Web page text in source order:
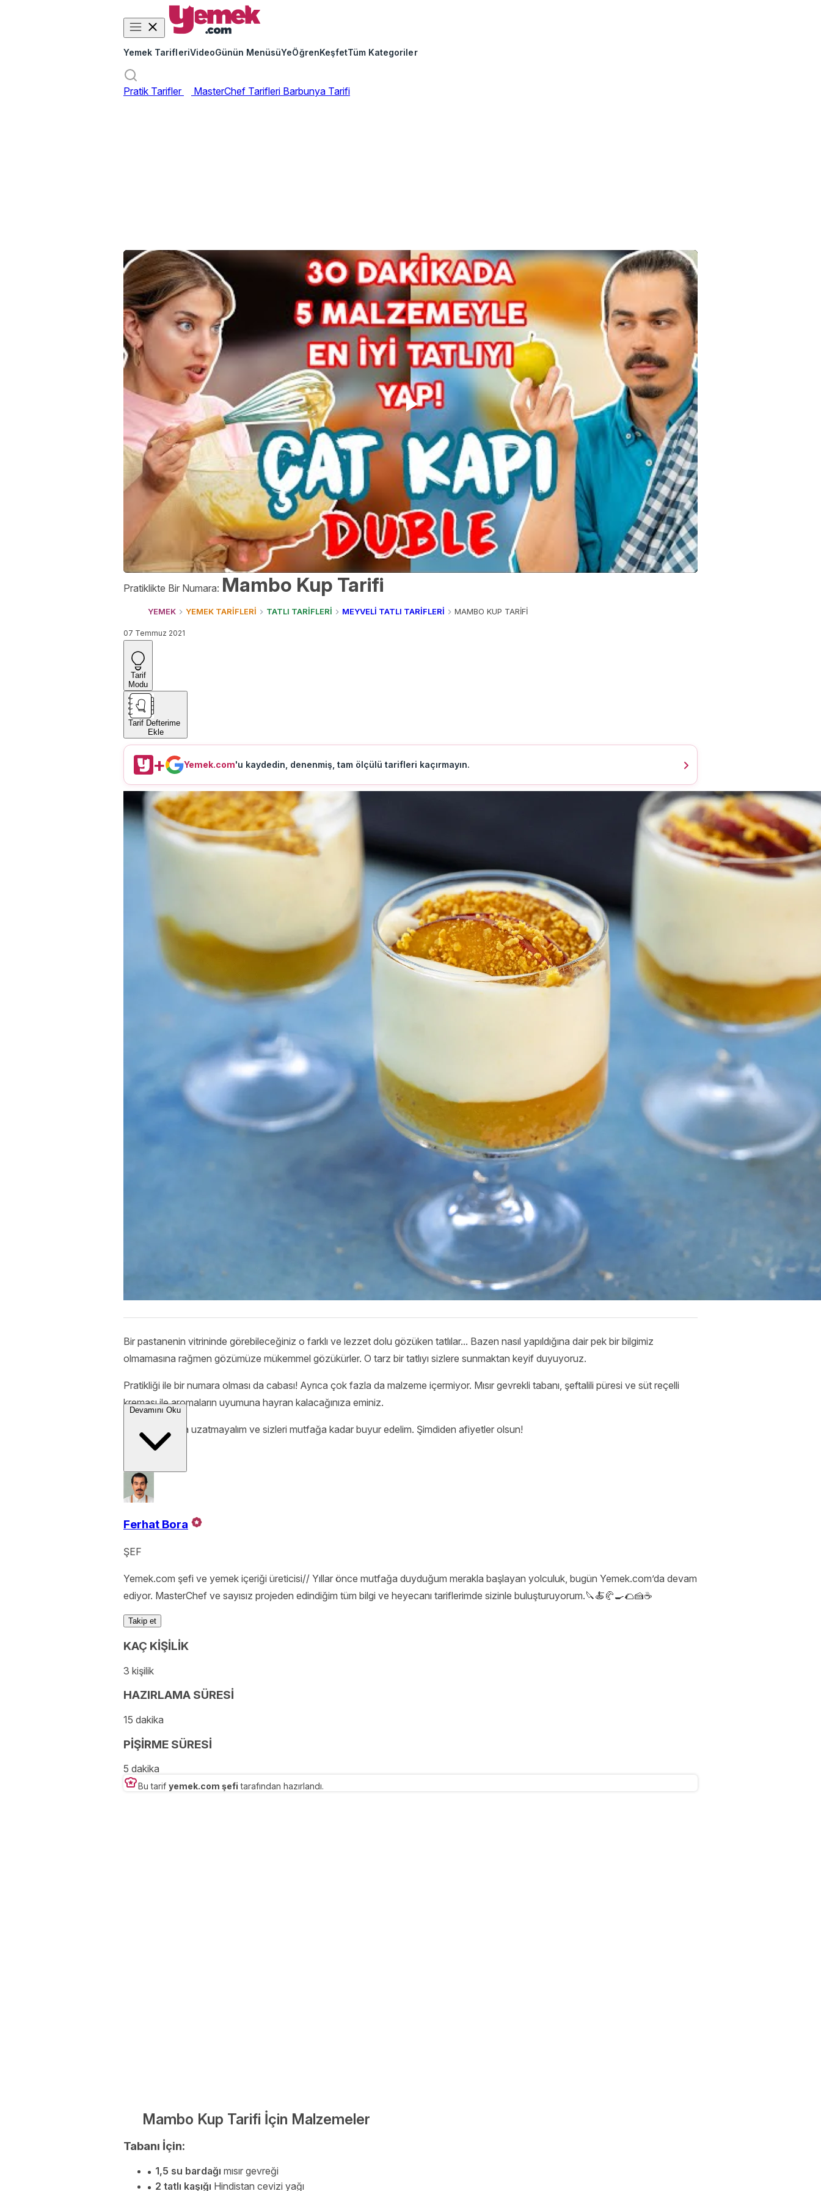
Yemek TarifleriVideoGünün MenüsüYeÖğrenKeşfetTüm Kategoriler
Pratik Tarifler MasterChef Tarifleri Barbunya Tarifi
Pratiklikte Bir Numara: Mambo Kup Tarifi
YEMEK YEMEK TARİFLERİ TATLI TARİFLERİ MEYVELİ TATLI TARİFLERİ MAMBO KUP TARİFİ
07 Temmuz 2021
Tarif
Modu
Tarif Defterime
Ekle
+ Yemek.com'u kaydedin, denenmiş, tam ölçülü tarifleri kaçırmayın.
Bir pastanenin vitrininde görebileceğiniz o farklı ve lezzet dolu gözüken tatlılar... Bazen nasıl yapıldığına dair pek bir bilgimiz
olmamasına rağmen gözümüze mükemmel gözükürler. O tarz bir tatlıyı sizlere sunmaktan keyif duyuyoruz.
Pratikliği ile bir numara olması da cabası! Ayrıca çok fazla da malzeme içermiyor. Mısır gevrekli tabanı, şeftalili püresi ve süt reçelli
kreması ile aromaların uyumuna hayran kalacağınıza eminiz.
Lafı daha fazla uzatmayalım ve sizleri mutfağa kadar buyur edelim. Şimdiden afiyetler olsun!
Devamını Oku
Ferhat Bora
ŞEF
Yemek.com şefi ve yemek içeriği üreticisi// Yıllar önce mutfağa duyduğum merakla başlayan yolculuk, bugün Yemek.com’da devam
ediyor. MasterChef ve sayısız projeden edindiğim tüm bilgi ve heyecanı tariflerimde sizinle buluşturuyorum.🔪🍝🥐🍳🌮🍰☕️
Takip et
KAÇ KİŞİLİK
3 kişilik
HAZIRLAMA SÜRESİ
15 dakika
PİŞİRME SÜRESİ
5 dakika
Bu tarif yemek.com şefi tarafından hazırlandı.
Mambo Kup Tarifi İçin Malzemeler
Tabanı İçin:
1,5 su bardağı mısır gevreği
2 tatlı kaşığı Hindistan cevizi yağı